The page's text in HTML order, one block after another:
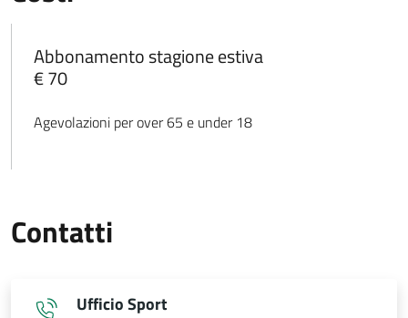
Abbonamento stagione estiva
€ 70
Agevolazioni per over 65 e under 18
Contatti
Ufficio Sport